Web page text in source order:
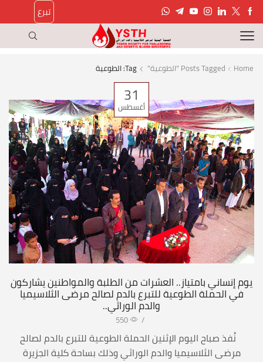
تبرع
Home Posts Tagged "الطوعية" Tag: الطوعية
31
أغسطس
يوم إنساني بامتياز.. العشرات من الطلبة والمواطنين يشاركون
في الحملة الطوعية للتبرع بالدم لصالح مرضى الثلاسيميا
والدم الوراثي..
/
550
نُفذ صباح اليوم الإثنين الحملة الطوعية للتبرع بالدم لصالح
مرضى الثلاسيميا والدم الوراثي وذلك بساحة كلية الجزيرة